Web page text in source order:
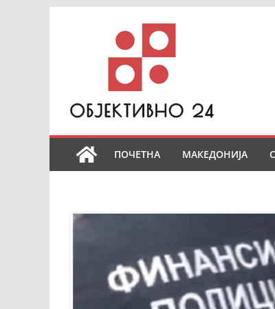
ПОЧЕТНА МАКЕДОНИЈА